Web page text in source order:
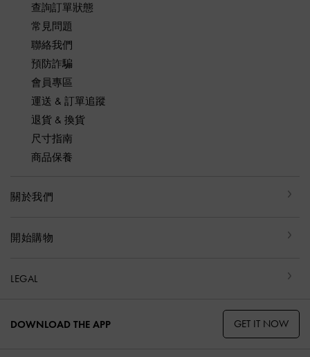
查詢訂單狀態
常見問題
聯絡我們
預防詐騙
會員專區
運送 & 訂單追蹤
退貨 & 換貨
尺寸指南
商品保養
關於我們
開始購物
LEGAL
DOWNLOAD THE APP GET IT NOW